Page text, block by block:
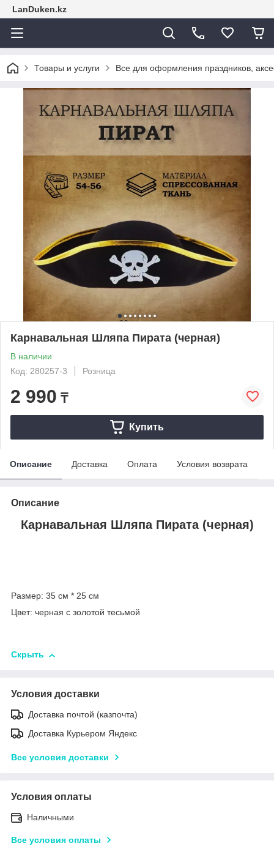
LanDuken.kz
Товары и услуги Все для оформления праздников,
Карнавальная Шляпа Пирата (черная)
В наличии
Код: 280257-3
Розница
2 990 ₸
Купить
Описание Доставка Оплата Условия возврата
Описание
Карнавальная Шляпа Пирата (черная)
Размер: 35 см * 25 см
Цвет: черная с золотой тесьмой
Скрыть
Условия доставки
Доставка почтой (казпочта)
Доставка Курьером Яндекс
Все условия доставки
Условия оплаты
Наличными
Все условия оплаты